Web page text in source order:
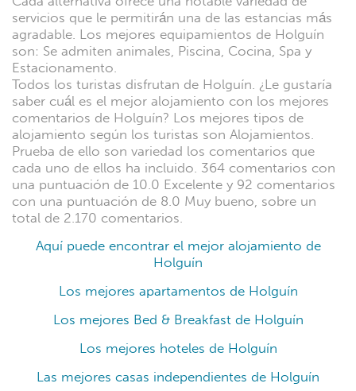
servicios que le permitirán una de las estancias más
agradable. Los mejores equipamientos de Holguín
son: Se admiten animales, Piscina, Cocina, Spa y
Estacionamento.
Todos los turistas disfrutan de Holguín. ¿Le gustaría
saber cuál es el mejor alojamiento con los mejores
comentarios de Holguín? Los mejores tipos de
alojamiento según los turistas son Alojamientos.
Prueba de ello son variedad los comentarios que
cada uno de ellos ha incluido. 364 comentarios con
una puntuación de 10.0 Excelente y 92 comentarios
con una puntuación de 8.0 Muy bueno, sobre un
total de 2.170 comentarios.
Aquí puede encontrar el mejor alojamiento de
Holguín
Los mejores apartamentos de Holguín
Los mejores Bed & Breakfast de Holguín
Los mejores hoteles de Holguín
Las mejores casas independientes de Holguín